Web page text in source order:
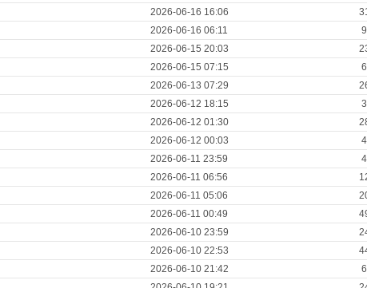
2026-06-16 16:06
2026-06-16 06:11
2026-06-15 20:03
2026-06-15 07:15
2026-06-13 07:29
2026-06-12 18:15
2026-06-12 01:30
2026-06-12 00:03
2026-06-11 23:59
2026-06-11 06:56
2026-06-11 05:06
2026-06-11 00:49
2026-06-10 23:59
2026-06-10 22:53
2026-06-10 21:42